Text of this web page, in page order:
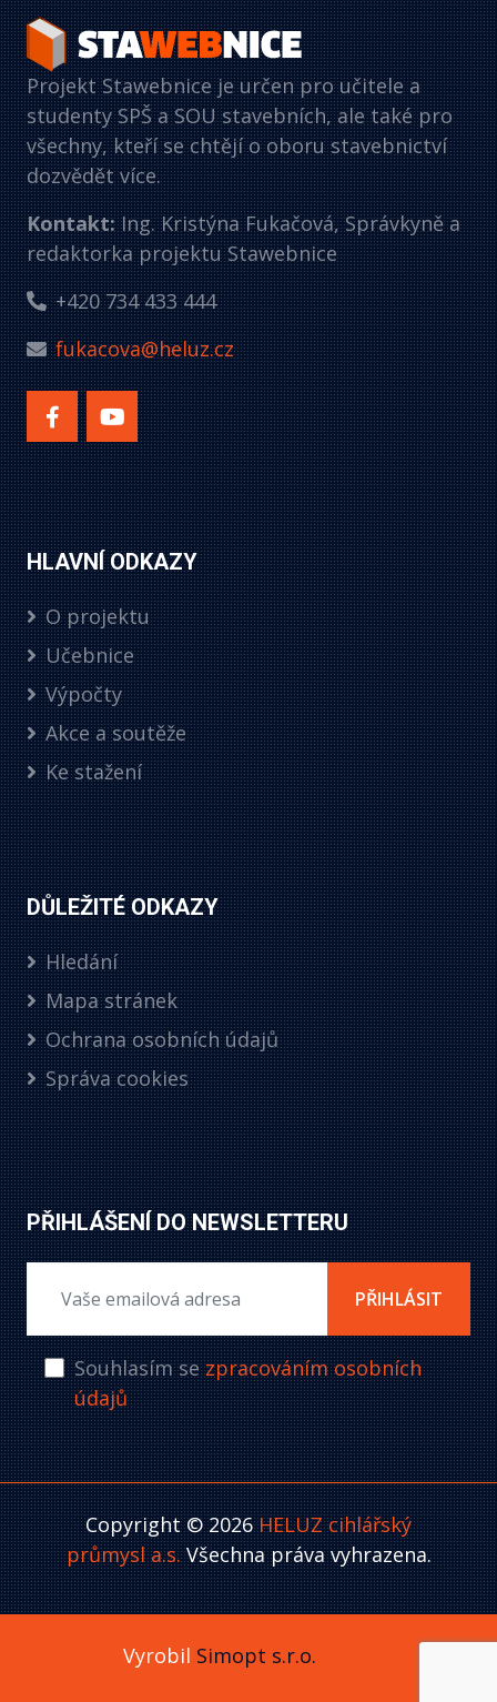
Projekt Stawebnice je určen pro učitele a
studenty SPŠ a SOU stavebních, ale také pro
všechny, kteří se chtějí o oboru stavebnictví
dozvědět více.
Kontakt:Ing. Kristýna Fukačová, Správkyně a
redaktorka projektu Stawebnice
+420 734 433 444
fukacova@heluz.cz
HLAVNÍ ODKAZY
O projektu
Učebnice
Výpočty
Akce a soutěže
Ke stažení
DŮLEŽITÉ ODKAZY
Hledání
Mapa stránek
Ochrana osobních údajů
Správa cookies
PŘIHLÁŠENÍ DO NEWSLETTERU
PŘIHLÁSIT
Souhlasím sezpracováním osobních
údajů
Copyright © 2026HELUZ cihlářský
průmysl a.s. Všechna práva vyhrazena.
Vyrobil Simopt s.r.o.